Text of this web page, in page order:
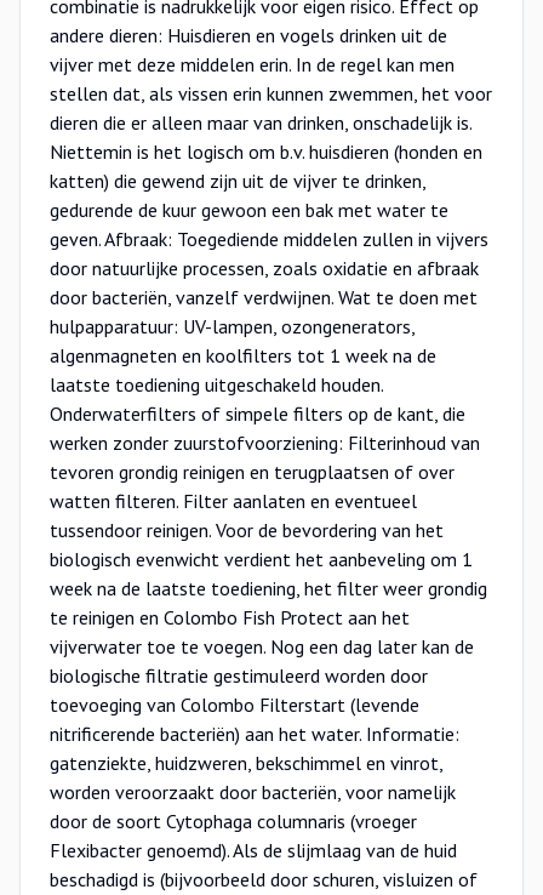
combinatie is nadrukkelijk voor eigen risico. Effect op
andere dieren: Huisdieren en vogels drinken uit de
vijver met deze middelen erin. In de regel kan men
stellen dat, als vissen erin kunnen zwemmen, het voor
dieren die er alleen maar van drinken, onschadelijk is.
Niettemin is het logisch om b.v. huisdieren (honden en
katten) die gewend zijn uit de vijver te drinken,
gedurende de kuur gewoon een bak met water te
geven. Afbraak: Toegediende middelen zullen in vijvers
door natuurlijke processen, zoals oxidatie en afbraak
door bacteriën, vanzelf verdwijnen. Wat te doen met
hulpapparatuur: UV-lampen, ozongenerators,
algenmagneten en koolfilters tot 1 week na de
laatste toediening uitgeschakeld houden.
Onderwaterfilters of simpele filters op de kant, die
werken zonder zuurstofvoorziening: Filterinhoud van
tevoren grondig reinigen en terugplaatsen of over
watten filteren. Filter aanlaten en eventueel
tussendoor reinigen. Voor de bevordering van het
biologisch evenwicht verdient het aanbeveling om 1
week na de laatste toediening, het filter weer grondig
te reinigen en Colombo Fish Protect aan het
vijverwater toe te voegen. Nog een dag later kan de
biologische filtratie gestimuleerd worden door
toevoeging van Colombo Filterstart (levende
nitrificerende bacteriën) aan het water. Informatie:
gatenziekte, huidzweren, bekschimmel en vinrot,
worden veroorzaakt door bacteriën, voor namelijk
door de soort Cytophaga columnaris (vroeger
Flexibacter genoemd). Als de slijmlaag van de huid
beschadigd is (bijvoorbeeld door schuren, visluizen of